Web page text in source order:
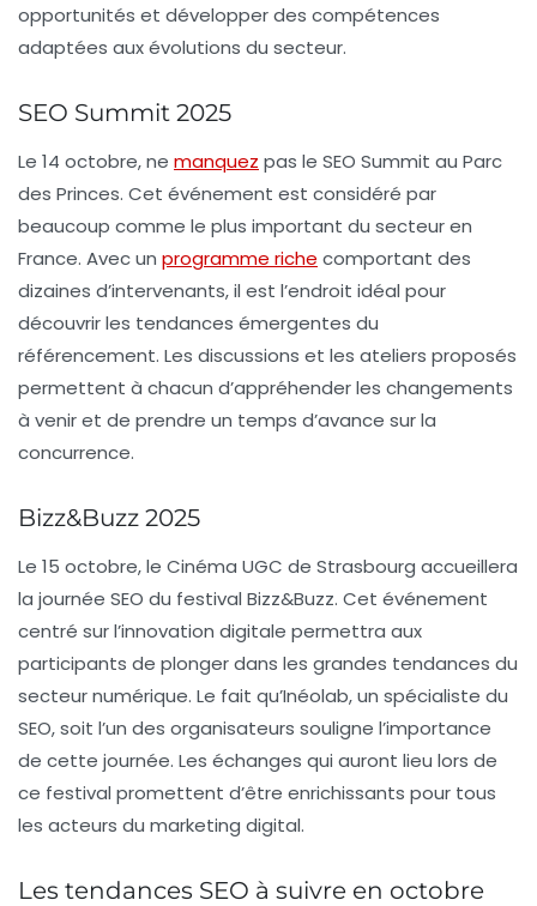
opportunités et développer des compétences
adaptées aux évolutions du secteur.
SEO Summit 2025
Le 14 octobre, ne manquez pas le SEO Summit au Parc
des Princes. Cet événement est considéré par
beaucoup comme le plus important du secteur en
France. Avec un programme riche comportant des
dizaines d’intervenants, il est l’endroit idéal pour
découvrir les tendances émergentes du
référencement. Les discussions et les ateliers proposés
permettent à chacun d’appréhender les changements
à venir et de prendre un temps d’avance sur la
concurrence.
Bizz&Buzz 2025
Le 15 octobre, le Cinéma UGC de Strasbourg accueillera
la journée SEO du festival Bizz&Buzz. Cet événement
centré sur l’innovation digitale permettra aux
participants de plonger dans les grandes tendances du
secteur numérique. Le fait qu’Inéolab, un spécialiste du
SEO, soit l’un des organisateurs souligne l’importance
de cette journée. Les échanges qui auront lieu lors de
ce festival promettent d’être enrichissants pour tous
les acteurs du marketing digital.
Les tendances SEO à suivre en octobre